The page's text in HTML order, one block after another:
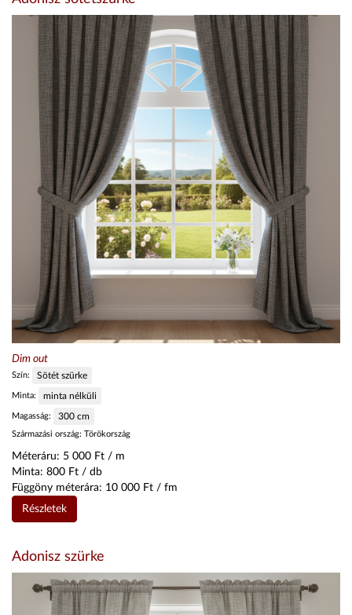
Dim out
Szín: Sötét szürke
Minta: minta nélküli
Magasság: 300 cm
Származási ország: Törökország
Méteráru: 5 000 Ft / m
Minta: 800 Ft / db
Függöny méterára: 10 000 Ft / fm
Részletek
Adonisz szürke